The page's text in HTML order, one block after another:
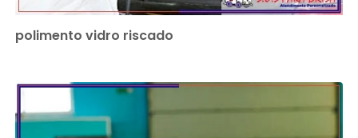
polimento vidro riscado